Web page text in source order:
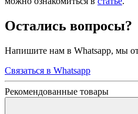
Остались вопросы?
Напишите нам в Whatsapp, мы
Связаться в Whatsapp
Рекомендованные товары